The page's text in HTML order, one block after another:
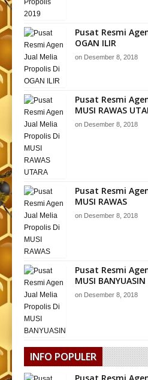
Pusat Resmi
OGAN ILIR
on Desember 8, 2018
Pusat Resmi
MUSI RAWAS
on Desember 8, 2018
Pusat Resmi
MUSI RAWAS
on Desember 8, 2018
Pusat Resmi
MUSI BANYUASIN
on Desember 8, 2018
INFO POPULER